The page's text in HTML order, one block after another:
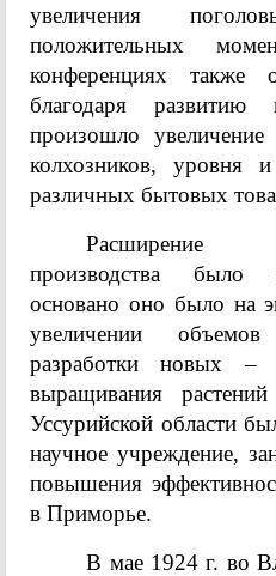
увеличения
положительных
конференциях также
благодаря развитию
произошло увеличение
колхозников, уровня и
различных бытовых
Расширение
производства было
основано оно было на
увеличении
разработки новых –
выращивания
Уссурийской области
научное учреждение,
повышения
в Приморье.
В мае 1924 г. во